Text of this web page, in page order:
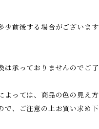
少前後する場合がございます
は承っておりませんのでご了
よっては、商品の色の見え方
で、ご注意の上お買い求め下